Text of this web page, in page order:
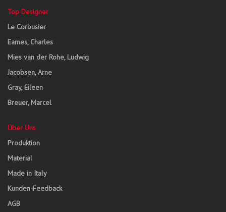
Top Designer
Le Corbusier
Eames, Charles
Mies van der Rohe, Ludwig
Jacobsen, Arne
Gray, Eileen
Breuer, Marcel
Über Uns
Produktion
Material
Made in Italy
Kunden-Feedback
AGB